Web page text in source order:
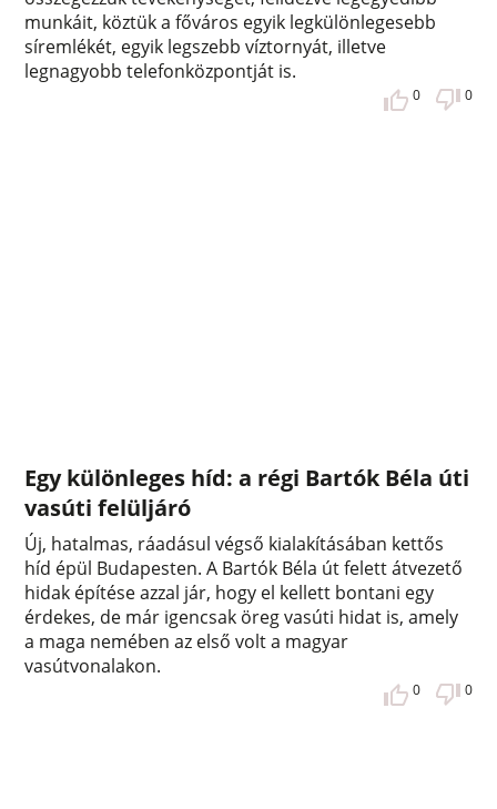
munkáit, köztük a főváros egyik legkülönlegesebb
síremlékét, egyik legszebb víztornyát, illetve
legnagyobb telefonközpontját is.
0 0
Egy különleges híd: a régi Bartók Béla úti
vasúti felüljáró
Új, hatalmas, ráadásul végső kialakításában kettős
híd épül Budapesten. A Bartók Béla út felett átvezető
hidak építése azzal jár, hogy el kellett bontani egy
érdekes, de már igencsak öreg vasúti hidat is, amely
a maga nemében az első volt a magyar
vasútvonalakon.
0 0